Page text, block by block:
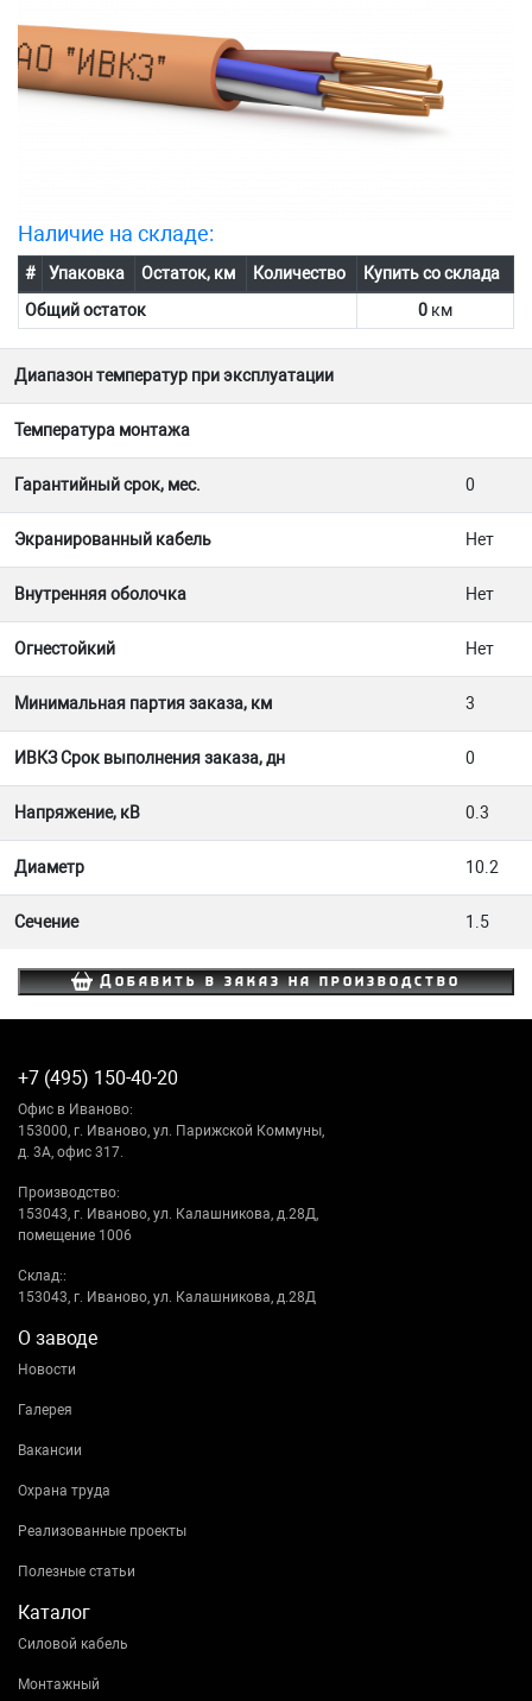
Наличие на складе:
# Упаковка Остаток, км Количество
Купить со склада
Общий остаток
0 км
Диапазон температур при эксплуатации
Температура монтажа
Гарантийный срок, мес. 0
Экранированный кабель Нет
Внутренняя оболочка Нет
Огнестойкий Нет
Минимальная партия заказа, км 3
ИВКЗ Срок выполнения заказа, дн 0
Напряжение, кВ 0.3
Диаметр 10.2
Сечение 1.5
Добавить в заказ на производство
+7 (495) 150-40-20
Офис в Иваново:
153000, г. Иваново, ул. Парижской Коммуны,
д. 3А, офис 317.
Производство:
153043, г. Иваново, ул. Калашникова, д.28Д,
помещение 1006
Склад::
153043, г. Иваново, ул. Калашникова, д.28Д
О заводе
Новости
Галерея
Вакансии
Охрана труда
Реализованные проекты
Полезные статьи
Каталог
Силовой кабель
Монтажный